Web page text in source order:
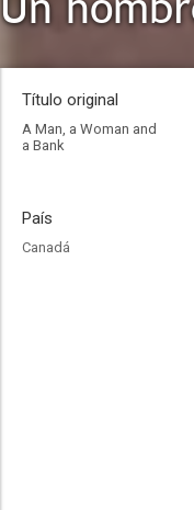
Título original
A Man, a Woman and
a Bank
País
Canadá